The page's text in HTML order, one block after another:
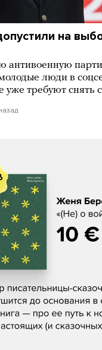
на
антивоенную
люди в
уже требуют снять
«(Не)